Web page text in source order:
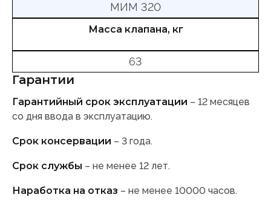
МИМ 320
Масса клапана, кг
63
Гарантии
Гарантийный срок эксплуатации – 12 месяцев
со дня ввода в эксплуатацию.
Срок консервации – 3 года.
Срок службы – не менее 12 лет.
Наработка на отказ – не менее 10000 часов.